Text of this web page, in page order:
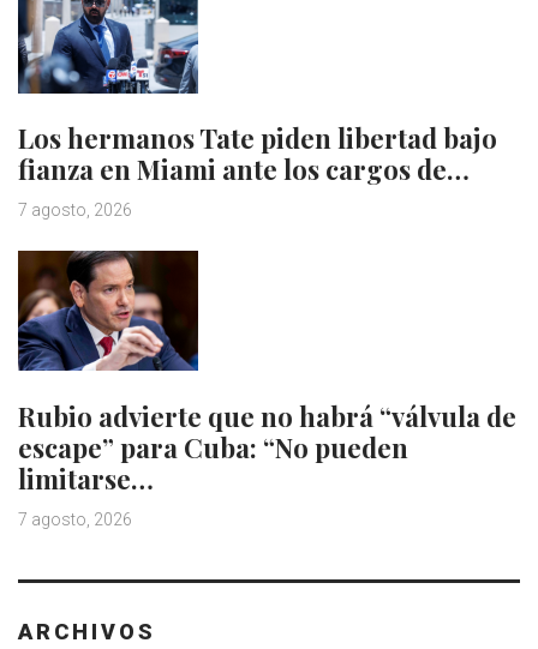
Los hermanos Tate piden libertad bajo
fianza en Miami ante los cargos de…
7 agosto, 2026
Rubio advierte que no habrá “válvula de
escape” para Cuba: “No pueden
limitarse…
7 agosto, 2026
ARCHIVOS